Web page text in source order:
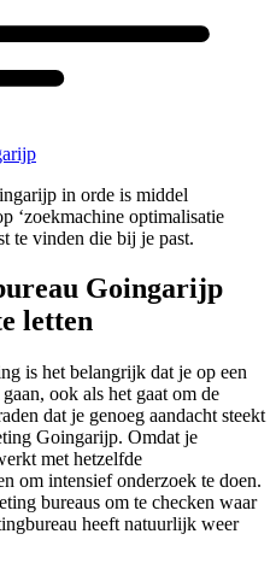
in orde is middel
‘zoekmachine optimalisatie
te vinden die bij je past.
Goingarijp
letten
is het belangrijk dat je op een
ook als het gaat om de
dat je genoeg aandacht steekt
Goingarijp. Omdat je
met hetzelfde
om intensief onderzoek te doen.
bureaus om te checken waar
heeft natuurlijk weer